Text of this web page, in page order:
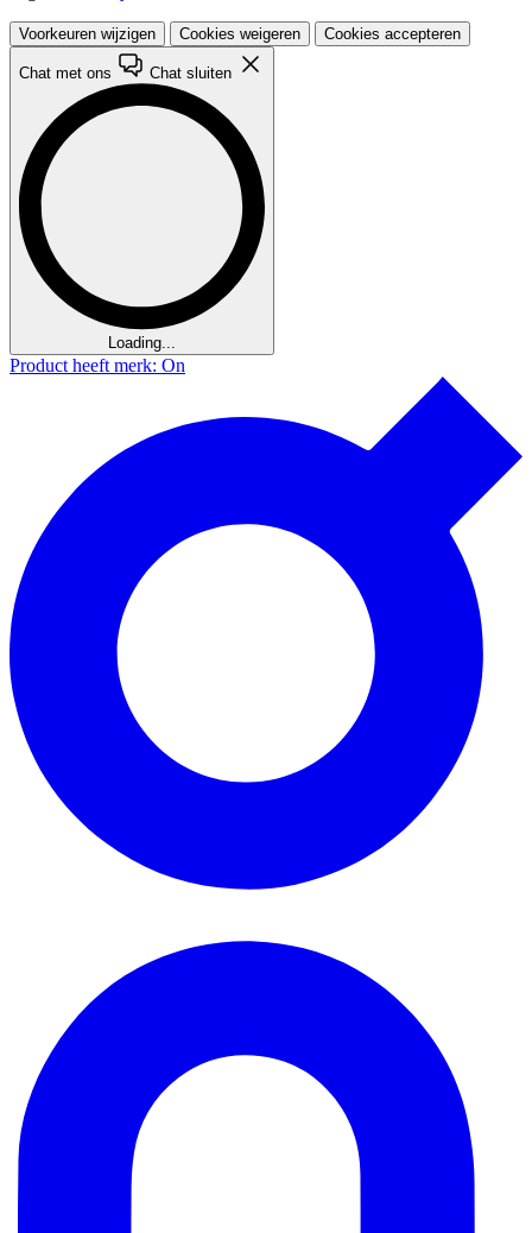
Voorkeuren wijzigen Cookies weigeren Cookies accepteren
Chat met ons Chat sluiten
Loading...
Product heeft merk: On